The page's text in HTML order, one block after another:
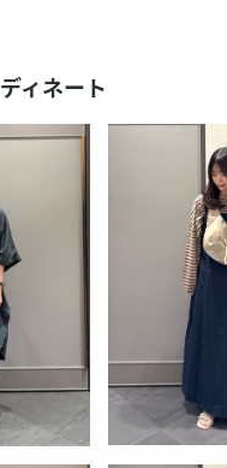
ィネート